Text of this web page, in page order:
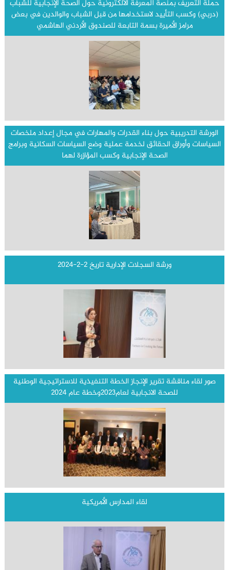
حملة التعريف بمنصة المعرفة الالكترونية حول الصحة الإنجابية للشباب
(دربي) وكسب التأييد لاستخدامها من قبل الشباب والوالدين في بعض
مرامز الأميرة بسمة التابعة للصندوق الأردني الهاشمي
الورشة التدريبية حول بناء القدرات والمهارات في مجال إعداد ملخصات
السياسات وأوراق الحقائق لخدمة عملية وضع السياسات السكانية وبرامج
الصحة الإنجابية وكسب المؤازرة لهما
ورشة السجلات الإدارية تاريخ 2-2-2024
صور لقاء مناقشة تقرير الإنجاز الخطة التنفيذية للاستراتيجية الوطنية
للصحة الانجابية لعام2023وخطة عام 2024
لقاء المدارس الأمريكية